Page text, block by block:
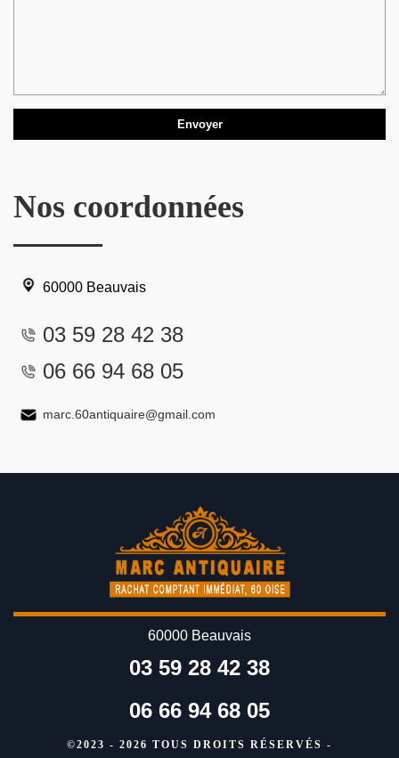
Nos coordonnées
60000 Beauvais
03 59 28 42 38
06 66 94 68 05
marc.60antiquaire@gmail.com
60000 Beauvais
03 59 28 42 38
06 66 94 68 05
©2023 - 2026 TOUS DROITS RÉSERVÉS -